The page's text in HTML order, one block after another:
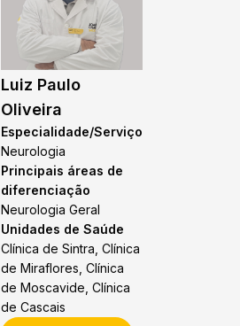
Luiz Paulo
Oliveira
Especialidade/Serviço
Neurologia
Principais áreas de
diferenciação
Neurologia Geral
Unidades de Saúde
Clínica de Sintra, Clínica
de Miraflores, Clínica
de Moscavide, Clínica
de Cascais